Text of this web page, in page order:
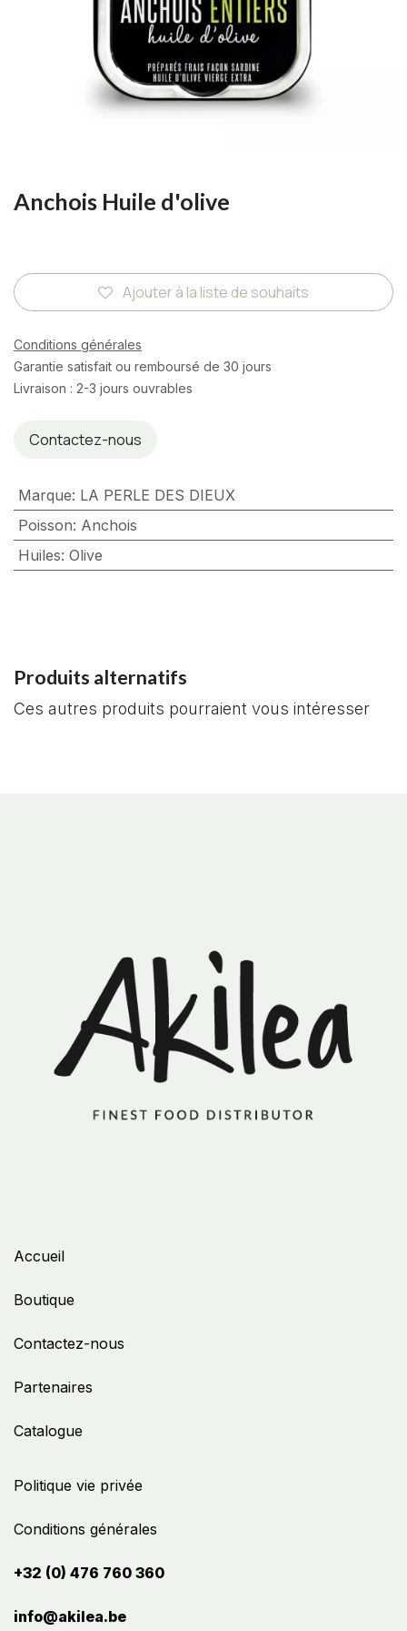
Anchois Huile d'olive
Ajouter à la liste de souhaits
Conditions générales
Garantie satisfait ou remboursé de 30 jours
Livraison : 2-3 jours ouvrables
Contactez-nous
Marque: LA PERLE DES DIEUX
Poisson: Anchois
Huiles: Olive
Produits alternatifs
Ces autres produits pourraient vous intéresser
Politique vie privée
Conditions générales
+32 (0) 476 760 360
info@akilea.be​
Accueil
Boutique
Contactez-nous
Partenaires
Catalogue